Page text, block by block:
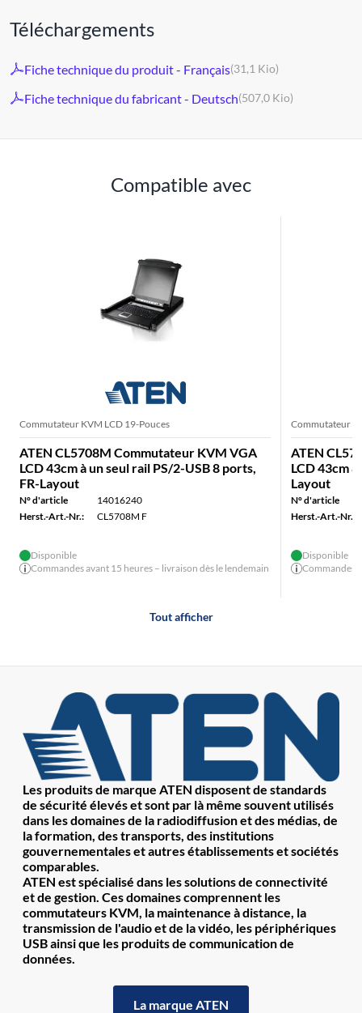
Téléchargements
Fiche technique du produit - Français(31,1 Kio)
Fiche technique du fabricant - Deutsch(507,0 Kio)
Compatible avec
Commutateur KVM LCD 19-Pouces
ATEN CL5708M Commutateur KVM VGA
LCD 43cm à un seul rail PS/2-USB 8 ports,
FR-Layout
N° d'article
14016240
Herst.-Art.-Nr.:
CL5708M F
Disponible
Commandes avant 15 heures – livraison dès le lendemain
Commutateur
ATEN
LCD 43cm
Layout
N° d'article
Herst.-Art.-Nr.:
Disponible
Commandes
Tout afficher
Les produits de marque ATEN disposent de standards
de sécurité élevés et sont par là même souvent utilisés
dans les domaines de la radiodiffusion et des médias, de
la formation, des transports, des institutions
gouvernementales et autres établissements et sociétés
comparables.
ATEN est spécialisé dans les solutions de connectivité
et de gestion. Ces domaines comprennent les
commutateurs KVM, la maintenance à distance, la
transmission de l'audio et de la vidéo, les périphériques
USB ainsi que les produits de communication de
données.
La marque ATEN